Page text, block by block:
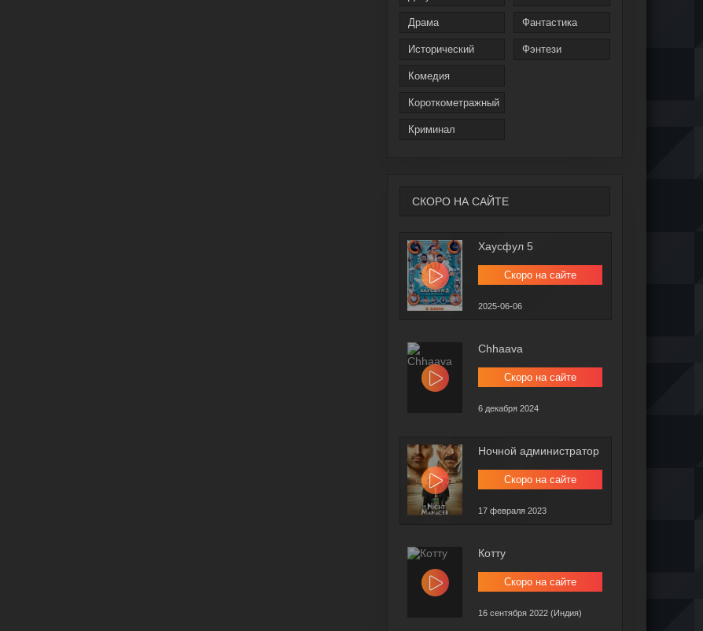
Драма
Исторический
Комедия
Короткометражный
Криминал
Фантастика
Фэнтези
СКОРО НА САЙТЕ
Хаусфул 5
Скоро на сайте
2025-06-06
Chhaava
Скоро на сайте
6 декабря 2024
Ночной администратор
Скоро на сайте
17 февраля 2023
Котту
Скоро на сайте
16 сентября 2022 (Индия)